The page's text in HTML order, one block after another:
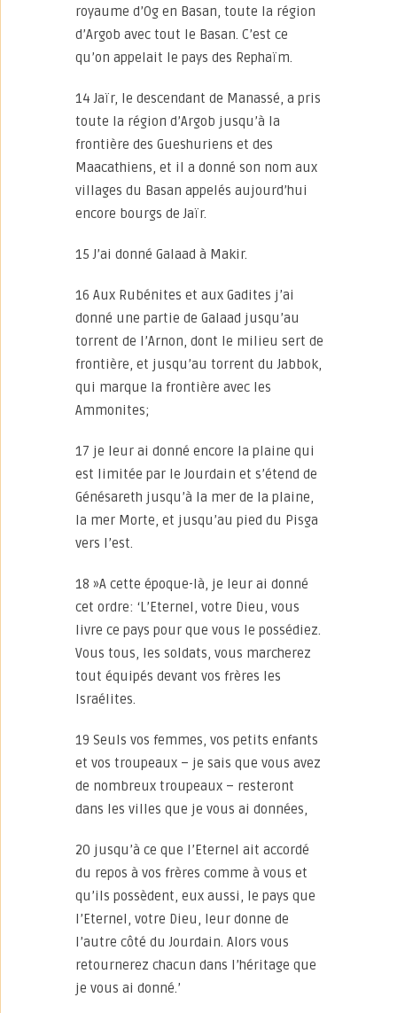
royaume d’Og en Basan, toute la région
d’Argob avec tout le Basan. C’est ce
qu’on appelait le pays des Rephaïm.
14 Jaïr, le descendant de Manassé, a pris
toute la région d’Argob jusqu’à la
frontière des Gueshuriens et des
Maacathiens, et il a donné son nom aux
villages du Basan appelés aujourd’hui
encore bourgs de Jaïr.
15 J’ai donné Galaad à Makir.
16 Aux Rubénites et aux Gadites j’ai
donné une partie de Galaad jusqu’au
torrent de l’Arnon, dont le milieu sert de
frontière, et jusqu’au torrent du Jabbok,
qui marque la frontière avec les
Ammonites;
17 je leur ai donné encore la plaine qui
est limitée par le Jourdain et s’étend de
Génésareth jusqu’à la mer de la plaine,
la mer Morte, et jusqu’au pied du Pisga
vers l’est.
18 »A cette époque-là, je leur ai donné
cet ordre: ‘L’Eternel, votre Dieu, vous
livre ce pays pour que vous le possédiez.
Vous tous, les soldats, vous marcherez
tout équipés devant vos frères les
Israélites.
19 Seuls vos femmes, vos petits enfants
et vos troupeaux – je sais que vous avez
de nombreux troupeaux – resteront
dans les villes que je vous ai données,
20 jusqu’à ce que l’Eternel ait accordé
du repos à vos frères comme à vous et
qu’ils possèdent, eux aussi, le pays que
l’Eternel, votre Dieu, leur donne de
l’autre côté du Jourdain. Alors vous
retournerez chacun dans l’héritage que
je vous ai donné.’